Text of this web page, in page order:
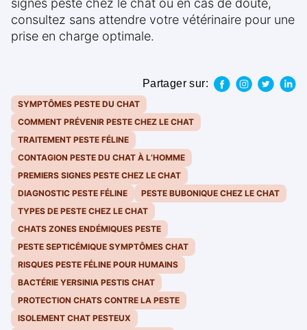
signes peste chez le chat ou en cas de doute,
consultez sans attendre votre vétérinaire pour une
prise en charge optimale.
Partager sur:
SYMPTÔMES PESTE DU CHAT
COMMENT PRÉVENIR PESTE CHEZ LE CHAT
TRAITEMENT PESTE FÉLINE
CONTAGION PESTE DU CHAT À L’HOMME
PREMIERS SIGNES PESTE CHEZ LE CHAT
DIAGNOSTIC PESTE FÉLINE
PESTE BUBONIQUE CHEZ LE CHAT
TYPES DE PESTE CHEZ LE CHAT
CHATS ZONES ENDÉMIQUES PESTE
PESTE SEPTICÉMIQUE SYMPTÔMES CHAT
RISQUES PESTE FÉLINE POUR HUMAINS
BACTÉRIE YERSINIA PESTIS CHAT
PROTECTION CHATS CONTRE LA PESTE
ISOLEMENT CHAT PESTEUX